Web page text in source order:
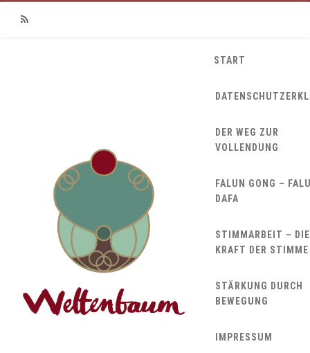
START
DER WEG ZUR
VOLLENDUNG
FALUN GONG –
DAFA
STIMMARBEIT – DIE
KRAFT DER STIMME
STÄRKUNG DURCH
BEWEGUNG
IMPRESSUM